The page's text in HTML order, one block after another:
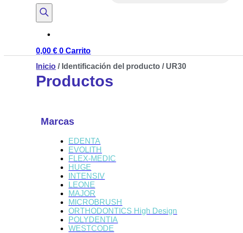
0,00€ 0 Carrito
Inicio / Identificación del producto / UR30
Productos
Marcas
EDENTA
EVOLITH
FLEX-MEDIC
HUGE
INTENSIV
LEONE
MAJOR
MICROBRUSH
ORTHODONTICS High Design
POLYDENTIA
WESTCODE